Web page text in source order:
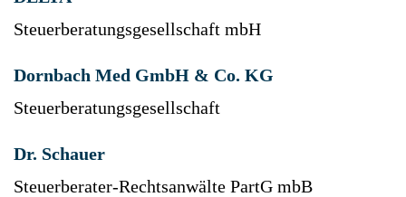
Steuerberatungsgesellschaft mbH
Dornbach Med GmbH & Co. KG
Steuerberatungsgesellschaft
Dr. Schauer
Steuerberater-Rechtsanwälte PartG mbB